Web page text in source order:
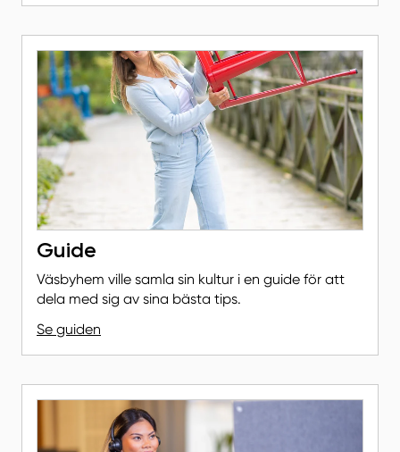
Guide
Väsbyhem ville samla sin kultur i en guide för att
dela med sig av sina bästa tips.
Se guiden